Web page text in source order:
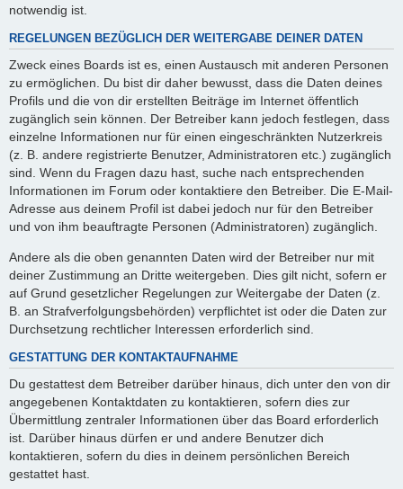
notwendig ist.
REGELUNGEN BEZÜGLICH DER WEITERGABE DEINER DATEN
Zweck eines Boards ist es, einen Austausch mit anderen Personen
zu ermöglichen. Du bist dir daher bewusst, dass die Daten deines
Profils und die von dir erstellten Beiträge im Internet öffentlich
zugänglich sein können. Der Betreiber kann jedoch festlegen, dass
einzelne Informationen nur für einen eingeschränkten Nutzerkreis
(z. B. andere registrierte Benutzer, Administratoren etc.) zugänglich
sind. Wenn du Fragen dazu hast, suche nach entsprechenden
Informationen im Forum oder kontaktiere den Betreiber. Die E-Mail-
Adresse aus deinem Profil ist dabei jedoch nur für den Betreiber
und von ihm beauftragte Personen (Administratoren) zugänglich.
Andere als die oben genannten Daten wird der Betreiber nur mit
deiner Zustimmung an Dritte weitergeben. Dies gilt nicht, sofern er
auf Grund gesetzlicher Regelungen zur Weitergabe der Daten (z.
B. an Strafverfolgungsbehörden) verpflichtet ist oder die Daten zur
Durchsetzung rechtlicher Interessen erforderlich sind.
GESTATTUNG DER KONTAKTAUFNAHME
Du gestattest dem Betreiber darüber hinaus, dich unter den von dir
angegebenen Kontaktdaten zu kontaktieren, sofern dies zur
Übermittlung zentraler Informationen über das Board erforderlich
ist. Darüber hinaus dürfen er und andere Benutzer dich
kontaktieren, sofern du dies in deinem persönlichen Bereich
gestattet hast.